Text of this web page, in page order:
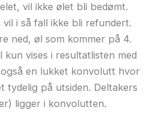
vil ikke ølet bli bedømt.
vil i så fall ikke bli refundert.
ned, øl som kommer på 4.
kun vises i resultatlisten med
en lukket konvolutt hvor
tydelig på utsiden. Deltakers
ligger i konvolutten.